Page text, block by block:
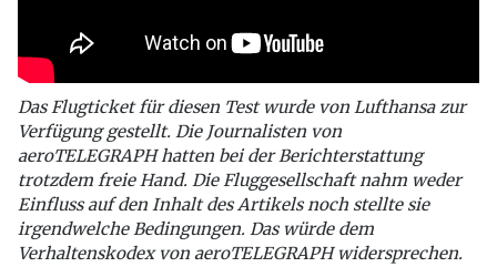
Das Flugticket für diesen Test wurde von Lufthansa zur
Verfügung gestellt. Die Journalisten von
aeroTELEGRAPH hatten bei der Berichterstattung
trotzdem freie Hand. Die Fluggesellschaft nahm weder
Einfluss auf den Inhalt des Artikels noch stellte sie
irgendwelche Bedingungen. Das würde dem
Verhaltenskodex von aeroTELEGRAPH widersprechen.